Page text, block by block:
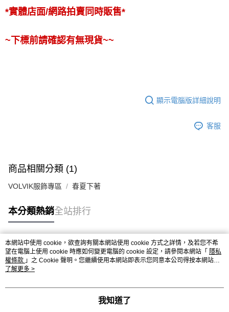
*實體店面/網路拍賣同時販售*
~下標前請確認有無現貨~~
顯示電腦版詳細說明
客服
商品相關分類 (1)
VOLVIK服飾專區 春夏下著
本分類熱銷全站排行
熱門標籤
本網站中使用 cookie，欲查詢有關本網站使用 cookie 方式之詳情，及若您不希
望在電腦上使用 cookie 時應如何變更電腦的 cookie 設定，請參閱本網站「 隱私
權條款 」之 Cookie 聲明。您繼續使用本網站即表示您同意本公司得按本網站使
用條款之 Cookie 聲明使用 cookie。
了解更多 >
我知道了